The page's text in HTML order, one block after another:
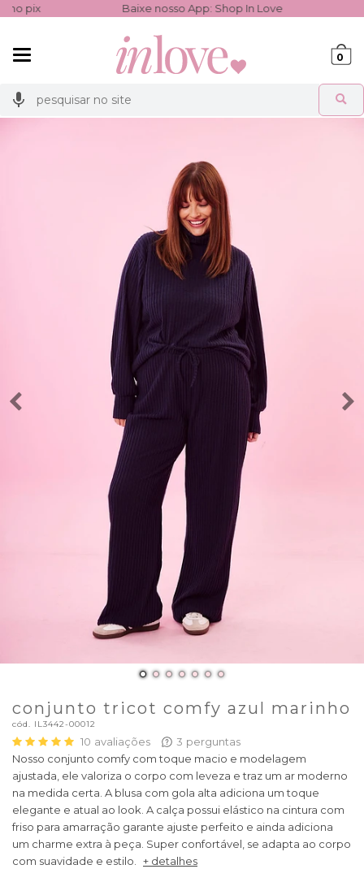
Baixe nosso App: Shop In Love Ganhe 3% de
0
Busca
conjunto tricot comfy azul marinho
cód. IL3442-00012
10 avaliações 3 perguntas
Nosso conjunto comfy com toque macio e modelagem
ajustada, ele valoriza o corpo com leveza e traz um ar moderno
na medida certa. A blusa com gola alta adiciona um toque
elegante e atual ao look. A calça possui elástico na cintura com
friso para amarração garante ajuste perfeito e ainda adiciona
um charme extra à peça. Super confortável, se adapta ao corpo
com suavidade e estilo.
+ detalhes